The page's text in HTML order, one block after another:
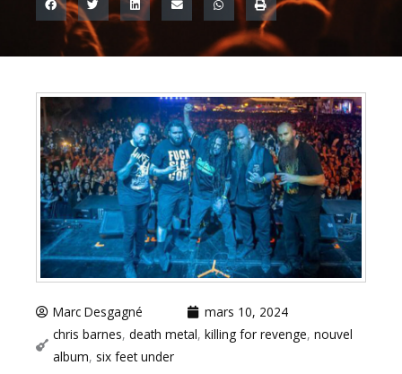
Marc Desgagné
mars 10, 2024
chris barnes, death metal, killing for revenge, nouvel
album, six feet under